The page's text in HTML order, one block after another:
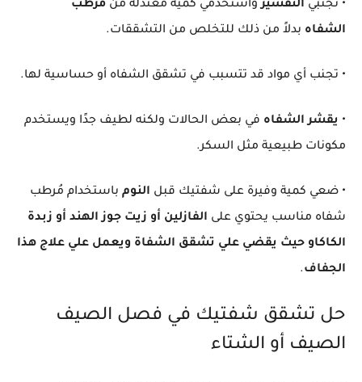
• تجنبي التقشيرواستخدمي كمية معتدلة من مُرطب
الشفاه بدلاً من ذلك للتخلص من التشققات.
• تجنب أي مواد قد تتسبب في تشقق الشفاه أو حساسية لها.
• يقشر الشفاه في بعض الحالات ولكنه لطيف جدًا ويستخدم
مكونات طبيعية مثل السكر.
• ضعي كمية وفيرة على شفتيك قبل النوم باستخدام مُرطب
شفاه مناسب يحتوي على الفازلين أو زيت جوز الهند أو زبدة
الكاكاو حيث يقضي علي تشقق الشفاة ويعمل علي علاج هذا
الجفاف.
حل تشقق شفتيك في فصل الصيف
الصيف أو الشتاء